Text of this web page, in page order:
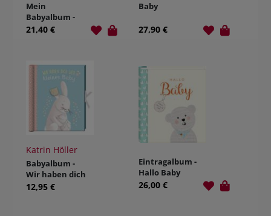
Mein
Babyalbum -
Willkommen,
21,40 €
Baby
27,90 €
Katrin Höller
Babyalbum -
Wir haben dich
lieb, kleines
12,95 €
Eintragalbum -
Hallo Baby
26,00 €